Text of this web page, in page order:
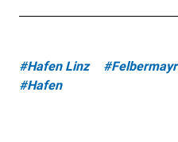
#Hafen Linz #Felbermayr
#Hafen